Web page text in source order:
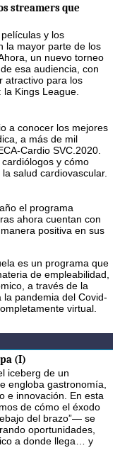
streamers que
y los
la mayor parte de los
un nuevo torneo
esa audiencia, con
atractivo para los
Kings League.
a conocer los mejores
a más de mil
Cardio SVC.2020.
y cómo
salud cardiovascular.
el programa
ahora cuentan con
positiva en sus
es un programa que
de empleabilidad,
a través de la
pandemia del Covid-
virtual.
(I)
iceberg de un
engloba gastronomía,
e innovación. En esta
de cómo el éxodo
del brazo”— se
oportunidades,
a donde llega… y